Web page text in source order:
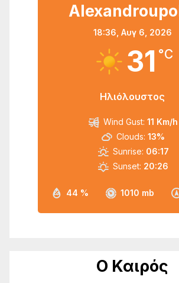
18:36, Αυγ 6, 2026
31 °C
Ηλιόλουστος
44 % 1010 mb
Wind Gust: 11 Km/h
Clouds: 13%
Sunrise: 06:17
Sunset: 20:26
Ο Καιρός